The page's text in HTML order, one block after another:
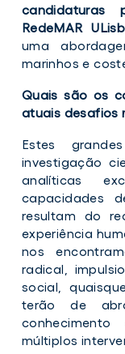
RedeMAR
uma
marinhos e
Quais são os
atuais desafios
Estes
investigação
analíticas
capacidades
resultam do
experiência
nos
radical,
social,
terão de
múltiplos